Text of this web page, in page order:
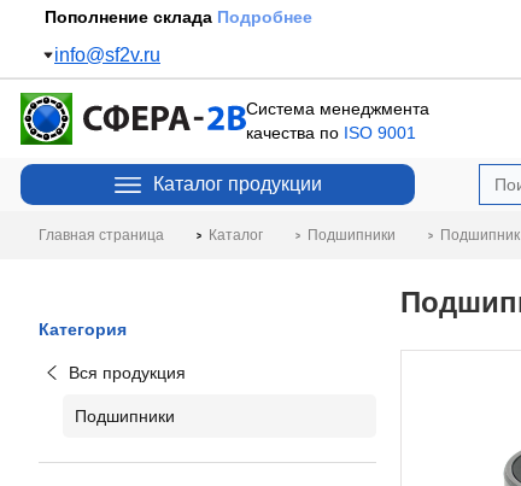
Пополнение склада Подробнее
info@sf2v.ru
Система менеджмента
качества по ISO 9001
Каталог продукции
Главная страница Каталог Подшипники
Категория
Вся продукция
Подшипники